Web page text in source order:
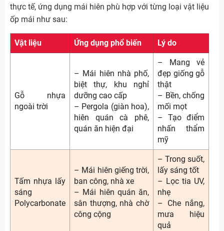
thực tế, ứng dụng mái hiên phù hợp với từng loại vật liệu
ốp mái như sau:
Vật liệu Ứng dụng phổ biến Lý do
Gỗ nhựa
ngoài trời
– Mái hiên nhà phố,
biệt thự, khu nghỉ
dưỡng cao cấp
– Pergola (giàn hoa),
hiên quán cà phê,
quán ăn hiện đại
– Mang vẻ
đẹp giống gỗ
thật
– Bền, chống
mối mọt
– Tạo điểm
nhấn thẩm
mỹ
Tấm nhựa lấy
sáng
Polycarbonate
– Mái hiên giếng trời,
ban công, nhà xe
– Mái hiên quán ăn,
sân thượng, nhà chờ
công cộng
– Trong suốt,
lấy sáng tốt
– Lọc tia UV,
nhẹ
– Che nắng,
mưa hiệu
quả